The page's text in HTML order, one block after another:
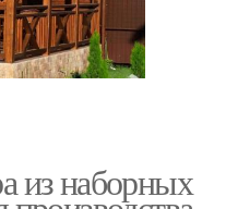
из наборных